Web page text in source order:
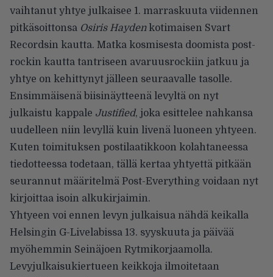
vaihtanut yhtye julkaisee 1. marraskuuta viidennen
pitkäsoittonsa Osiris Haydenkotimaisen Svart
Recordsin kautta. Matka kosmisesta doomista post-
rockin kautta tantriseen avaruusrockiin jatkuu ja
yhtye on kehittynyt jälleen seuraavalle tasolle.
Ensimmäisenä biisinäytteenä levyltä on nyt
julkaistu kappale Justified, joka esittelee nahkansa
uudelleen niin levyllä kuin livenä luoneen yhtyeen.
Kuten toimituksen postilaatikkoon kolahtaneessa
tiedotteessa todetaan, tällä kertaa yhtyettä pitkään
seurannut määritelmä Post-Everything voidaan nyt
kirjoittaa isoin alkukirjaimin.
Yhtyeen voi ennen levyn julkaisua nähdä keikalla
Helsingin G-Livelabissa 13. syyskuuta ja päivää
myöhemmin Seinäjoen Rytmikorjaamolla.
Levyjulkaisukiertueen keikkoja ilmoitetaan